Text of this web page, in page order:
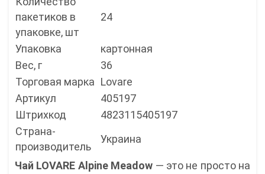
пакетиков в
упаковке, шт
24
Упаковка
картонная
Вес, г
36
Торговая марка Lovare
Артикул
405197
Штрихкод
4823115405197
Страна-
производитель
Украина
Чай LOVARE Alpine Meadow — это не просто на